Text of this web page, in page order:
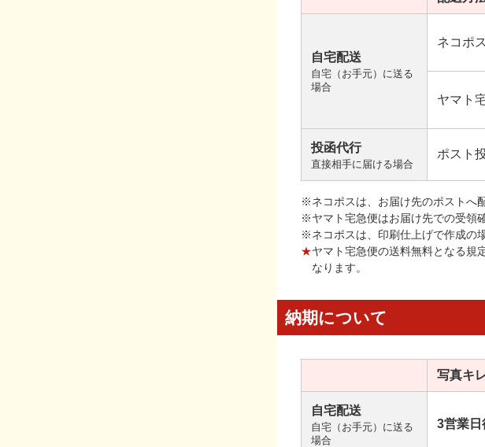
自宅配送
自宅（お手元）に送る
場合
ネコポス
ヤマト
投函代行
直接相手に届ける場合
ポスト
※ネコポスは、お届け先のポストへ
※ヤマト宅急便はお届け先での受領
※ネコポスは、印刷仕上げで作成の
★ヤマト宅急便の送料無料となる規
なります。
納期について
写真キ
自宅配送
自宅（お手元）に送る
場合
3営業日